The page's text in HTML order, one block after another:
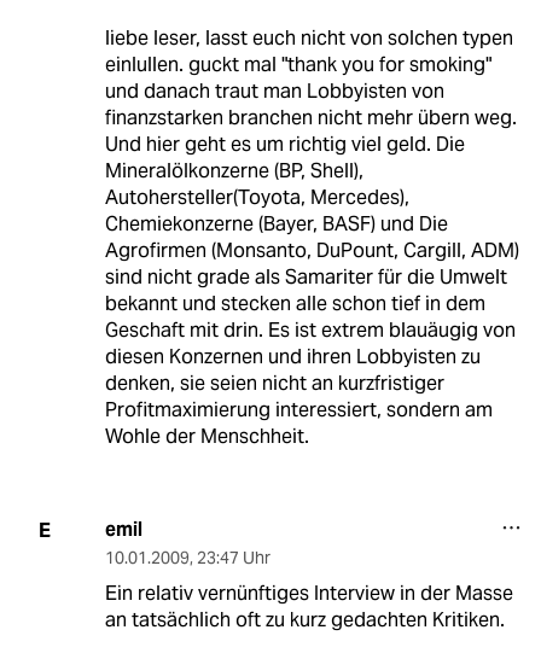
liebe leser, lasst euch nicht von solchen typen
einlullen. guckt mal "thank you for smoking"
und danach traut man Lobbyisten von
finanzstarken branchen nicht mehr übern weg.
Und hier geht es um richtig viel geld. Die
Mineralölkonzerne (BP, Shell),
Autohersteller(Toyota, Mercedes),
Chemiekonzerne (Bayer, BASF) und Die
Agrofirmen (Monsanto, DuPount, Cargill, ADM)
sind nicht grade als Samariter für die Umwelt
bekannt und stecken alle schon tief in dem
Geschaft mit drin. Es ist extrem blauäugig von
diesen Konzernen und ihren Lobbyisten zu
denken, sie seien nicht an kurzfristiger
Profitmaximierung interessiert, sondern am
Wohle der Menschheit.
E emil
10.01.2009, 23:47 Uhr
Ein relativ vernünftiges Interview in der Masse
an tatsächlich oft zu kurz gedachten Kritiken.